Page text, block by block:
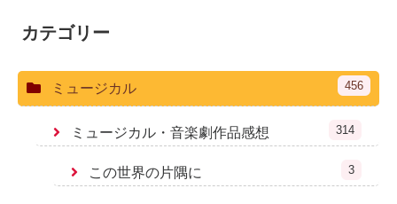
カテゴリー
ミュージカル 456
ミュージカル・音楽劇作品感想 314
この世界の片隅に 3